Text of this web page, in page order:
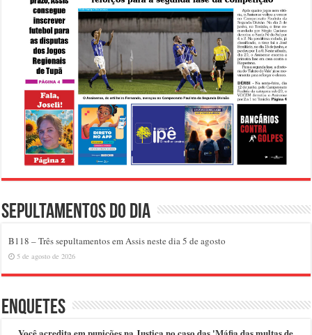
Sepultamentos do dia
B118 – Três sepultamentos em Assis neste dia 5 de agosto
5 de agosto de 2026
Enquetes